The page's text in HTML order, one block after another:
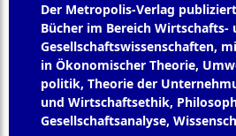
Der Metropolis-Verlag
Bücher im Bereich Wirtschafts-
Gesellschaftswissenschaften,
in Ökonomischer Theorie,
politik, Theorie der
und Wirtschaftsethik,
Gesellschaftsanalyse,